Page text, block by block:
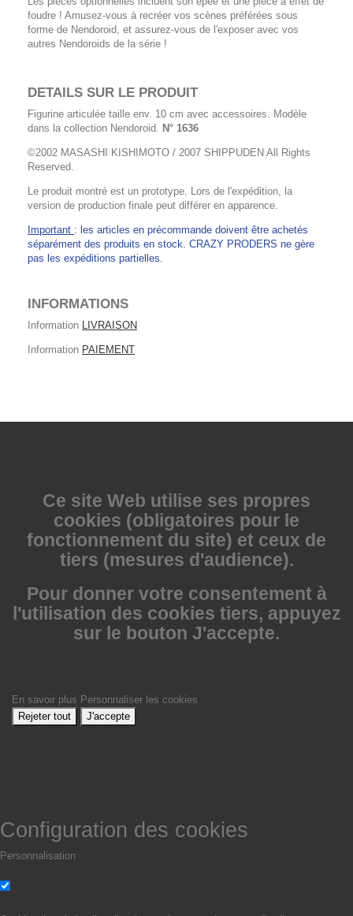
foudre ! Amusez-vous à recréer vos scènes préférées sous
forme de Nendoroid, et assurez-vous de l'exposer avec vos
autres Nendoroids de la série !
DETAILS SUR LE PRODUIT
Figurine articulée taille env. 10 cm avec accessoires. Modèle
dans la collection Nendoroid.
N° 1636
©2002 MASASHI KISHIMOTO / 2007 SHIPPUDEN All Rights
Reserved.
Le produit montré est un prototype. Lors de l'expédition, la
version de production finale peut différer en apparence.
Important : les articles en précommande doivent être achetés
séparément des produits en stock. CRAZY PRODERS ne gère
pas les expéditions partielles.
INFORMATIONS
Information LIVRAISON
Information PAIEMENT
Ce site Web utilise ses propres
cookies (obligatoires pour le
fonctionnement du site) et ceux de
tiers (mesures d'audience).
Pour donner votre consentement à
l'utilisation des cookies tiers, appuyez
sur le bouton J'accepte.
En savoir plus Personnaliser les cookies
Rejeter tout
J'accepte
Configuration des cookies
Personnalisation